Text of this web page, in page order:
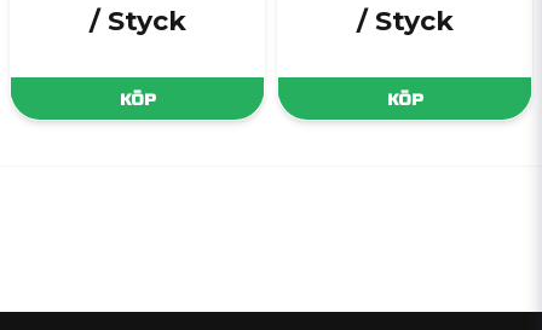
/ Styck
KÖP
/ Styck
KÖP